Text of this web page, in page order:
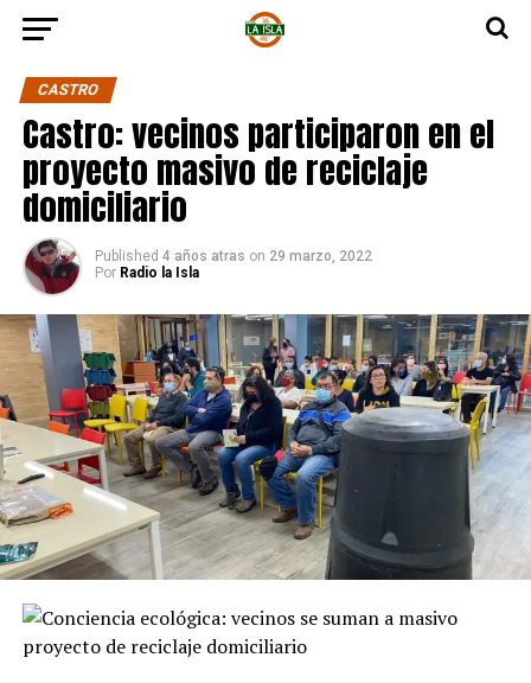
CASTRO
Castro: vecinos participaron en el
proyecto masivo de reciclaje
domiciliario
Published 4 años atras on 29 marzo, 2022
Por Radio la Isla